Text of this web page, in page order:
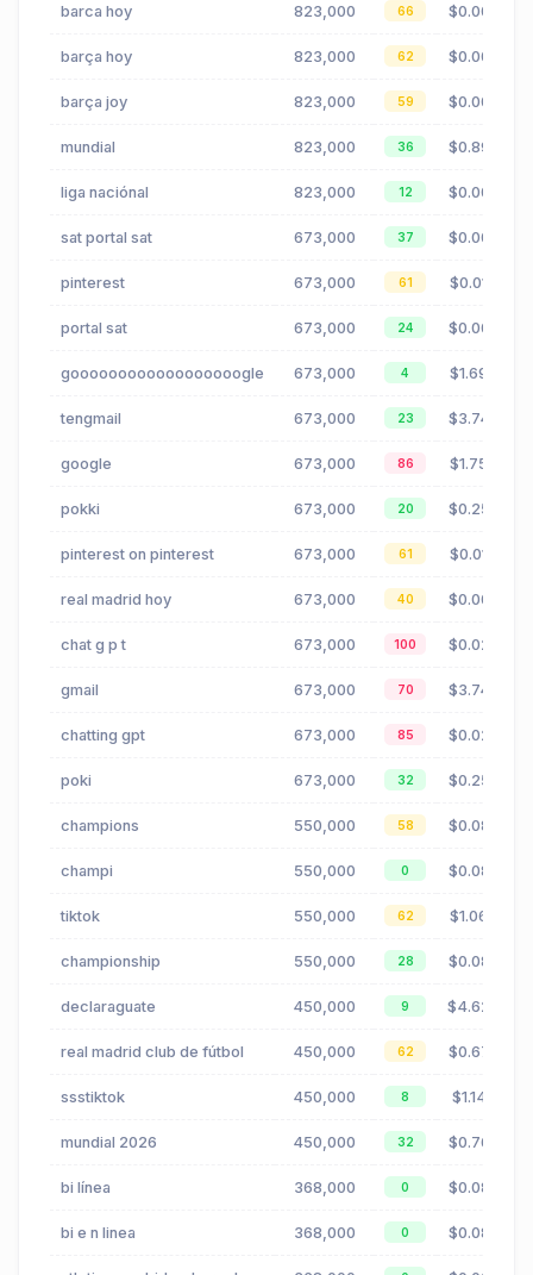
barca hoy 823,000 66 $0.00
barça hoy 823,000 62 $0.00
barça joy 823,000 59 $0.00
mundial 823,000 36 $0.89
liga naciónal 823,000 12 $0.00
sat portal sat 673,000 37 $0.00
pinterest 673,000 61 $0.01
portal sat 673,000 24 $0.00
goooooooooooooooooogle 673,000 4 $1.69
tengmail 673,000 23 $3.74
google 673,000 86 $1.75
pokki 673,000 20 $0.25
pinterest on pinterest 673,000 61 $0.01
real madrid hoy 673,000 40 $0.00
chat g p t 673,000 100 $0.02
gmail 673,000 70 $3.74
chatting gpt 673,000 85 $0.02
poki 673,000 32 $0.25
champions 550,000 58 $0.08
champi 550,000 0 $0.08
tiktok 550,000 62 $1.06
championship 550,000 28 $0.08
declaraguate 450,000 9 $4.62
real madrid club de fútbol 450,000 62 $0.67
ssstiktok 450,000 8 $1.14
mundial 2026 450,000 32 $0.76
bi línea 368,000 0 $0.08
bi e n linea 368,000 0 $0.08